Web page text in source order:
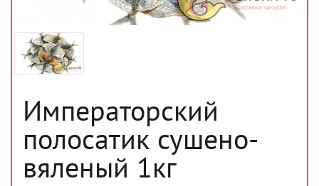
Императорский
полосатик сушено-
вяленый 1кг